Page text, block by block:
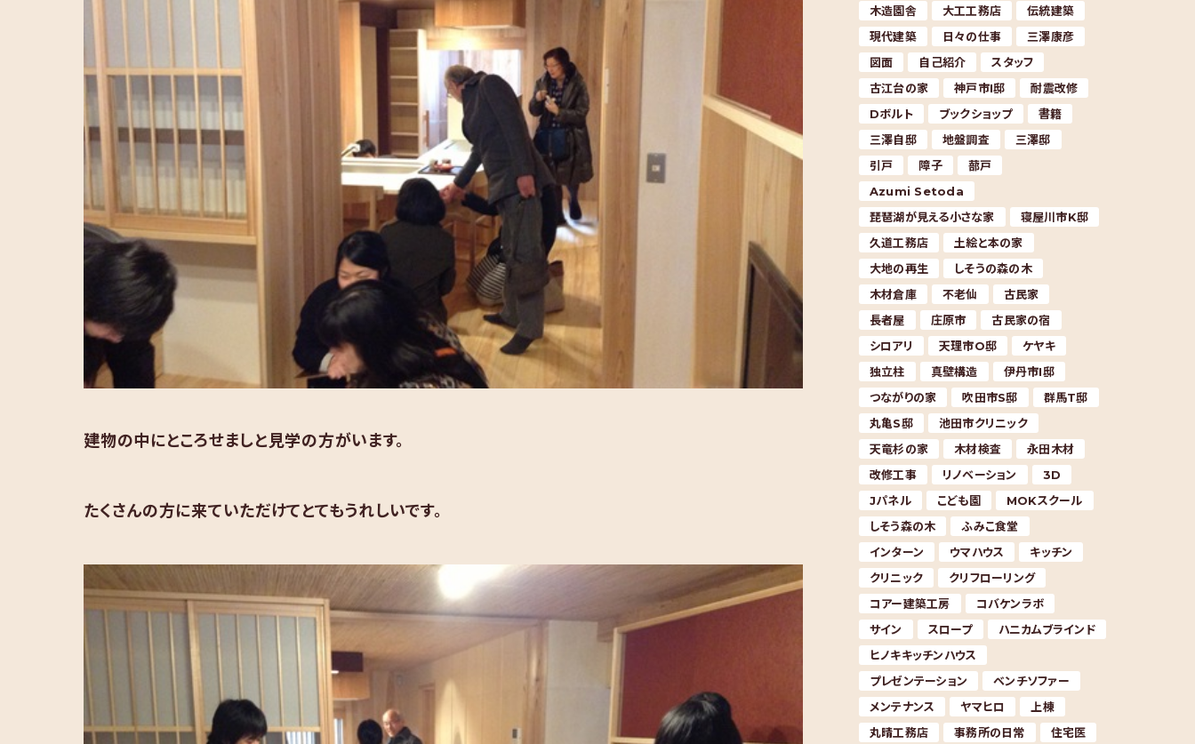
建物の中にところせましと見学の方がいます。
たくさんの方に来ていただけてとてもうれしいです。
木造園舎
大工工務店
伝統建築
現代建築
日々の仕事
三澤康彦
図面
自己紹介
スタッフ
古江台の家
神戸市I邸
耐震改修
Dボルト
ブックショップ
書籍
三澤自邸
地盤調査
三澤邸
引戸
障子
蔀戸
Azumi Setoda
琵琶湖が見える小さな家
寝屋川市K邸
久道工務店
土絵と本の家
大地の再生
しそうの森の木
木材倉庫
不老仙
古民家
長者屋
庄原市
古民家の宿
シロアリ
天理市O邸
ケヤキ
独立柱
真壁構造
伊丹市I邸
つながりの家
吹田市S邸
群馬T邸
丸亀S邸
池田市クリニック
天竜杉の家
木材検査
永田木材
改修工事
リノベーション
3D
Jパネル
こども園
MOKスクール
しそう森の木
ふみこ食堂
インターン
ウマハウス
キッチン
クリニック
クリフローリング
コアー建築工房
コバケンラボ
サイン
スロープ
ハニカムブラインド
ヒノキキッチンハウス
プレゼンテーション
ベンチソファー
メンテナンス
ヤマヒロ
上棟
丸晴工務店
事務所の日常 住宅医